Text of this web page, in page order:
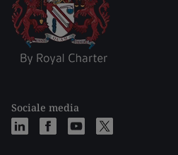
Sociale media